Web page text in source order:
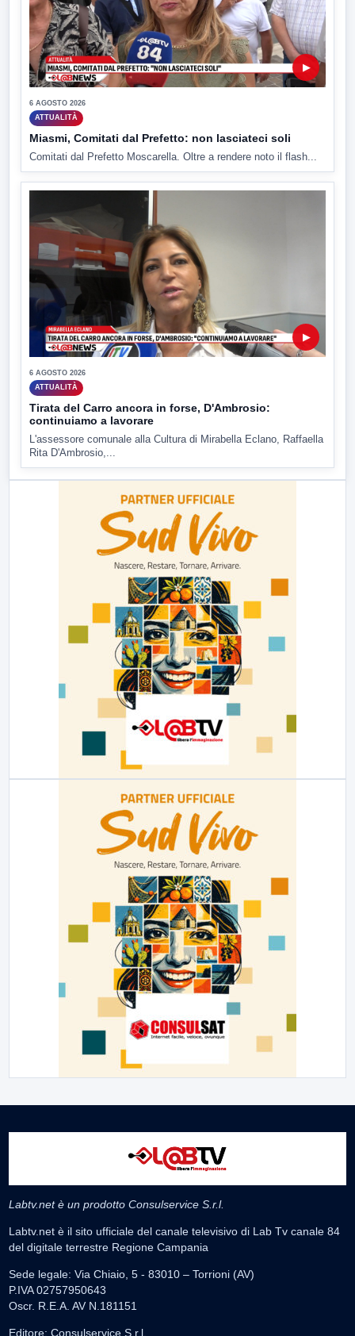
▶
6 AGOSTO 2026
ATTUALITÀ
Miasmi, Comitati dal Prefetto: non lasciateci soli
Comitati dal Prefetto Moscarella. Oltre a rendere noto il flash...
▶
6 AGOSTO 2026
ATTUALITÀ
Tirata del Carro ancora in forse, D'Ambrosio:
continuiamo a lavorare
L'assessore comunale alla Cultura di Mirabella Eclano, Raffaella
Rita D'Ambrosio,...
Labtv.net è un prodotto Consulservice S.r.l.
Labtv.net è il sito ufficiale del canale televisivo di Lab Tv canale 84
del digitale terrestre Regione Campania
Sede legale: Via Chiaio, 5 - 83010 – Torrioni (AV)
P.IVA 02757950643
Oscr. R.E.A. AV N.181151
Editore: Consulservice S.r.l.